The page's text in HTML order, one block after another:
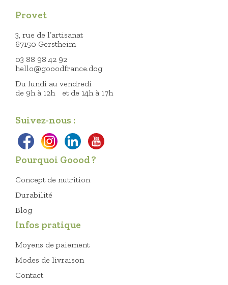
Provet
3, rue de l’artisanat
67150 Gerstheim
03 88 98 42 92
hello@gooodfrance.dog
Du lundi au vendredi
de 9h à 12h et de 14h à 17h
Suivez-nous :
Pourquoi Goood ?
Concept de nutrition
Durabilité
Blog
Infos pratique
Moyens de paiement
Modes de livraison
Contact